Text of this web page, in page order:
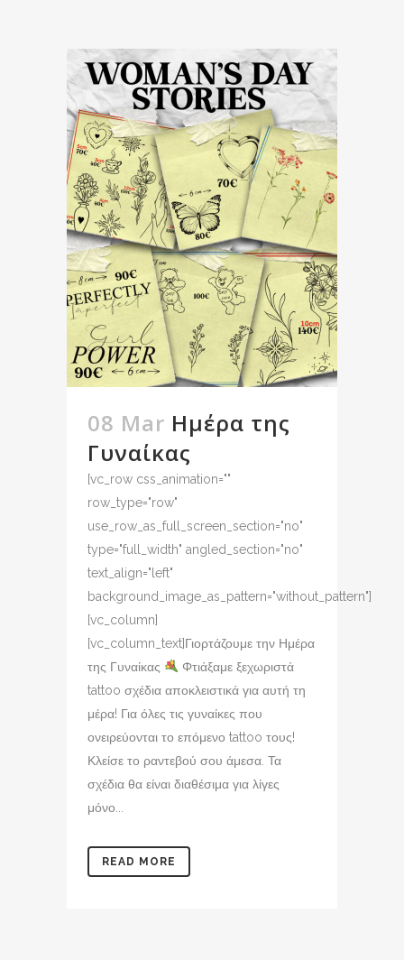
08 Mar Ημέρα της
Γυναίκας
[vc_row css_animation=""
row_type="row"
use_row_as_full_screen_section="no"
type="full_width" angled_section="no"
text_align="left"
background_image_as_pattern="without_pattern"]
[vc_column]
[vc_column_text]Γιορτάζουμε την Ημέρα
της Γυναίκας
Φτιάξαμε ξεχωριστά
tattoo σχέδια αποκλειστικά για αυτή τη
μέρα! Για όλες τις γυναίκες που
ονειρεύονται το επόμενο tattoo τους!
Κλείσε το ραντεβού σου άμεσα. Τα
σχέδια θα είναι διαθέσιμα για λίγες
μόνο...
READ MORE